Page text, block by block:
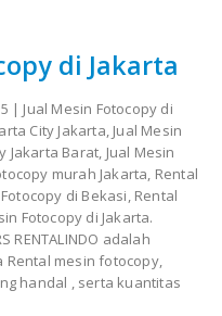
di Jakarta
| Jual Mesin Fotocopy di
City Jakarta, Jual Mesin
Jakarta Barat, Jual Mesin
murah Jakarta, Rental
di Bekasi, Rental
Fotocopy di Jakarta.
RENTALINDO adalah
Rental mesin fotocopy,
handal , serta kuantitas